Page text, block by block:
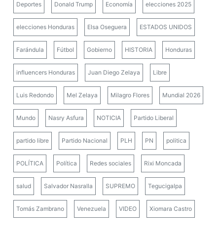
Deportes Donald Trump Economía elecciones 2025
elecciones Honduras Elsa Oseguera ESTADOS UNIDOS
Farándula Fútbol Gobierno HISTORIA Honduras
influencers Honduras Juan Diego Zelaya Libre
Luis Redondo Mel Zelaya Milagro Flores Mundial 2026
Mundo Nasry Asfura NOTICIA Partido Liberal
partido libre Partido Nacional PLH PN politica
POLÍTICA Política Redes sociales Rixi Moncada
salud Salvador Nasralla SUPREMO Tegucigalpa
Tomás Zambrano Venezuela VIDEO Xiomara Castro